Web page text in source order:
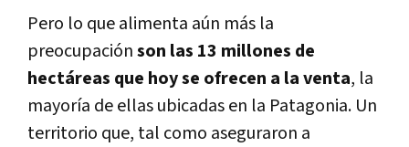
Pero lo que alimenta aún más la
preocupaciónson las 13 millones de
hectáreas que hoy se ofrecen a la venta, la
mayoría de ellas ubicadas en la Patagonia. Un
territorio que, tal como aseguraron a